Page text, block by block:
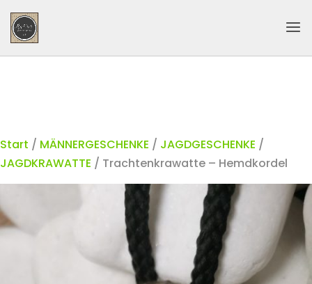
Start / MÄNNERGESCHENKE / JAGDGESCHENKE /
JAGDKRAWATTE / Trachtenkrawatte – Hemdkordel